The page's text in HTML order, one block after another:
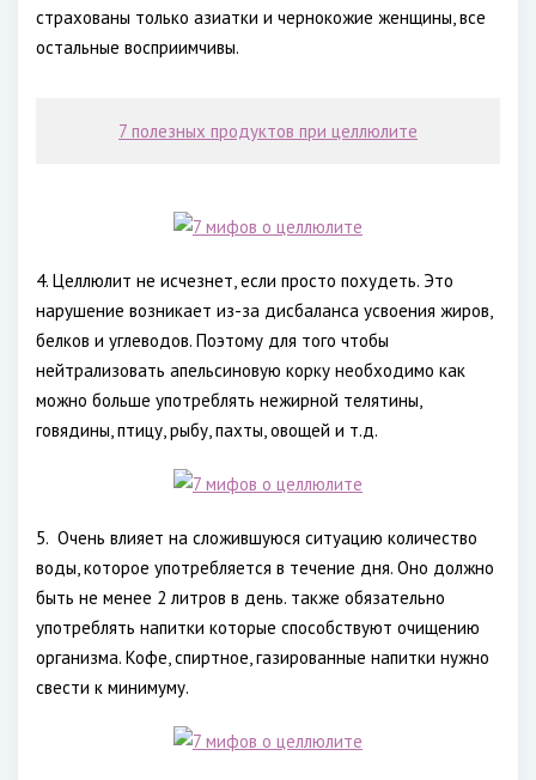
страхованы только азиатки и чернокожие женщины, все
остальные восприимчивы.
7 полезных продуктов при целлюлите
4. Целлюлит не исчезнет, если просто похудеть. Это
нарушение возникает из-за дисбаланса усвоения жиров,
белков и углеводов. Поэтому для того чтобы
нейтрализовать апельсиновую корку необходимо как
можно больше употреблять нежирной телятины,
говядины, птицу, рыбу, пахты, овощей и т.д.
5. Очень влияет на сложившуюся ситуацию количество
воды, которое употребляется в течение дня. Оно должно
быть не менее 2 литров в день. также обязательно
употреблять напитки которые способствуют очищению
организма. Кофе, спиртное, газированные напитки нужно
свести к минимуму.